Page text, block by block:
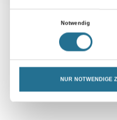
Notwendig
NUR NOTWENDIGE